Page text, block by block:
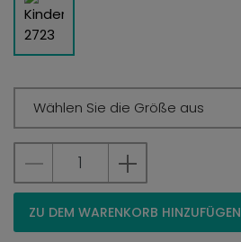
Wählen Sie die Größe aus
ZU DEM WARENKORB HINZUFÜGEN